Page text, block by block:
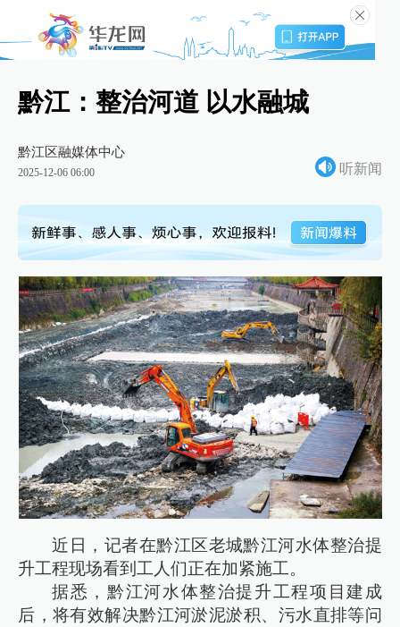
黔江：整治河道 以水融城
黔江区融媒体中心
2025-12-06 06:00 听新闻
近日，记者在黔江区老城黔江河水体整治提
升工程现场看到工人们正在加紧施工。
据悉，黔江河水体整治提升工程项目建成
后，将有效解决黔江河淤泥淤积、污水直排等问